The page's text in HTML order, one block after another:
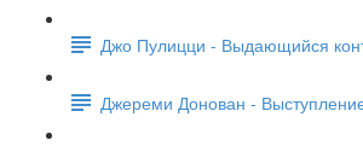
Джо Пулицци - Выдающийся
Джереми Донован -